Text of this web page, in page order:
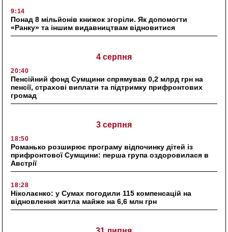
9:14
Понад 8 мільйонів книжок згоріли. Як допомогти
«Ранку» та іншим видавництвам відновитися
4 серпня
20:40
Пенсійний фонд Сумщини спрямував 0,2 млрд грн на
пенсії, страхові виплати та підтримку прифронтових
громад
3 серпня
18:50
Романько розширює програму відпочинку дітей із
прифронтової Сумщини: перша група оздоровилася в
Австрії
18:28
Ніколаєнко: у Сумах погодили 115 компенсацій на
відновлення житла майже на 6,6 млн грн